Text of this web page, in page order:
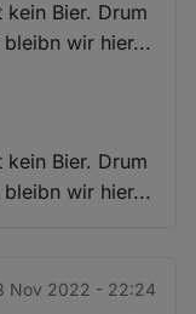
Bier. Drum
wir hier...
Bier. Drum
wir hier...
Nov 2022 - 22:24